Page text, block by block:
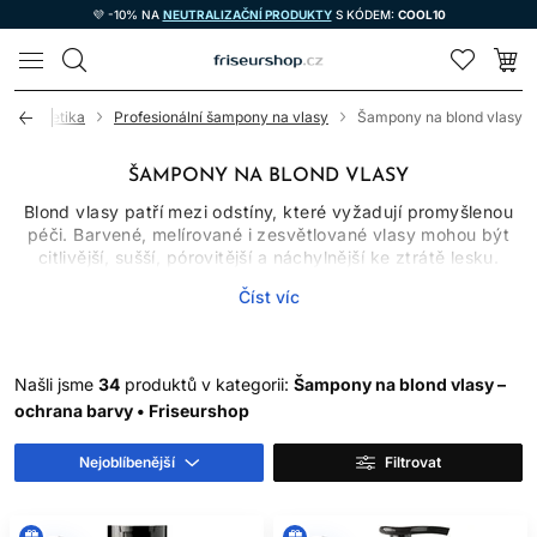
💜 -10% NA NEUTRALIZAČNÍ PRODUKTYS KÓDEM: COOL10
LOMAX
kosmetika Profesionální šampony na vlasy Šampony na blond vlasy
ŠAMPONY NA BLOND VLASY
Blond vlasy patří mezi odstíny, které vyžadují promyšlenou
péči. Barvené, melírované i zesvětlované vlasy mohou být
citlivější, sušší, pórovitější a náchylnější ke ztrátě lesku.
s čištěním vlasů a pokožky hlavy, ale i s udržením hezčího
vlasy určené pro různé potřeby světlých odstínů. Některé
produkty jsou vhodné pro pravidelné mytí, jiné pomáhají
podpořit hydrataci, ochranu barvy, lesk nebo neutralizaci
nežádoucích žlutých tónů. Díky tomu si můžete vybrat péči
podle toho, zda máte studenou blond, teplou blond, melír,
Číst víc
Našli jsme 34 produktů v kategorii: Šampony na blond vlasy –
ochrana barvy • Friseurshop
Nejoblíbenější Filtrovat